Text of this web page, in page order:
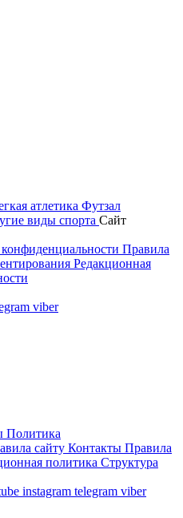
атлетика Футзал
виды спорта Сайт
Правила
Редакционная
viber
Политика
сайту Контакты Правила
политика Структура
instagram telegram viber